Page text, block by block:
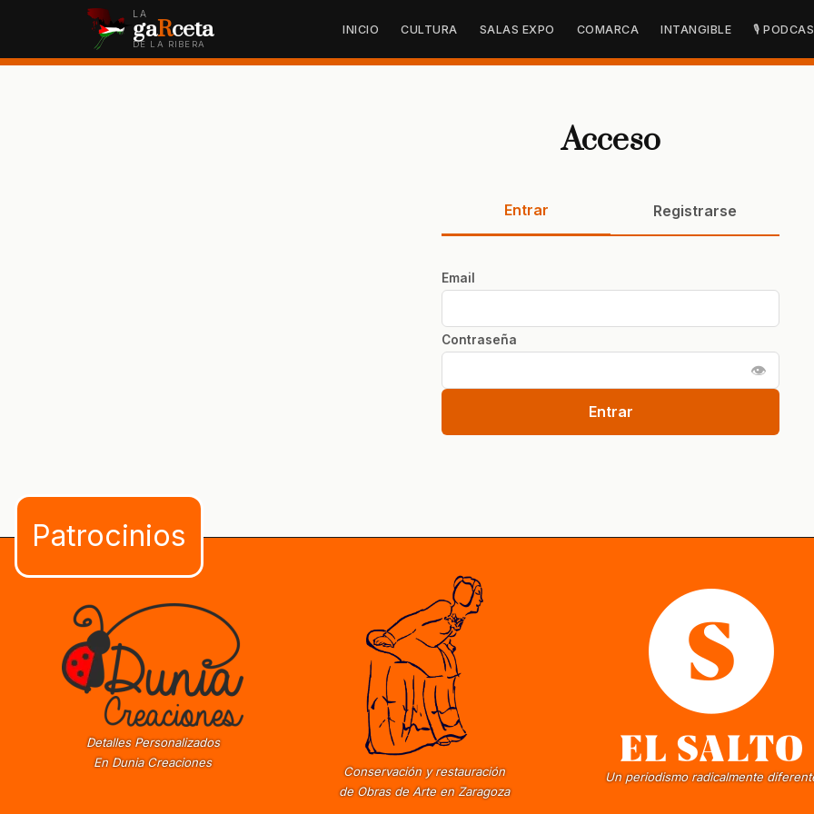
LA
gaRceta
DE LA RIBERA
INICIO CULTURA SALAS EXPO COMARCA INTANGIBLE 🎙
Acceso
Entrar Registrarse
Email
Contraseña
👁
Entrar
Detalles Personalizados
En Dunia Creaciones
Conservación y restauración
de Obras de Arte en Zaragoza
Un periodismo radicalmente